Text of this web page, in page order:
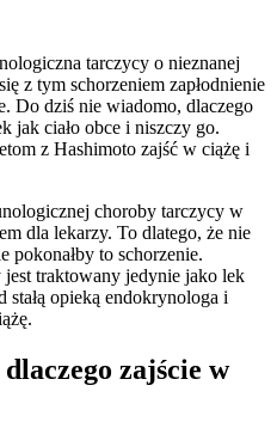
tarczycy o nieznanej
z tym schorzeniem zapłodnienie
Do dziś nie wiadomo, dlaczego
jak ciało obce i niszczy go.
z Hashimoto zajść w ciążę i
choroby tarczycy w
dla lekarzy. To dlatego, że nie
pokonałby to schorzenie.
traktowany jedynie jako lek
stałą opieką endokrynologa i
zajście w